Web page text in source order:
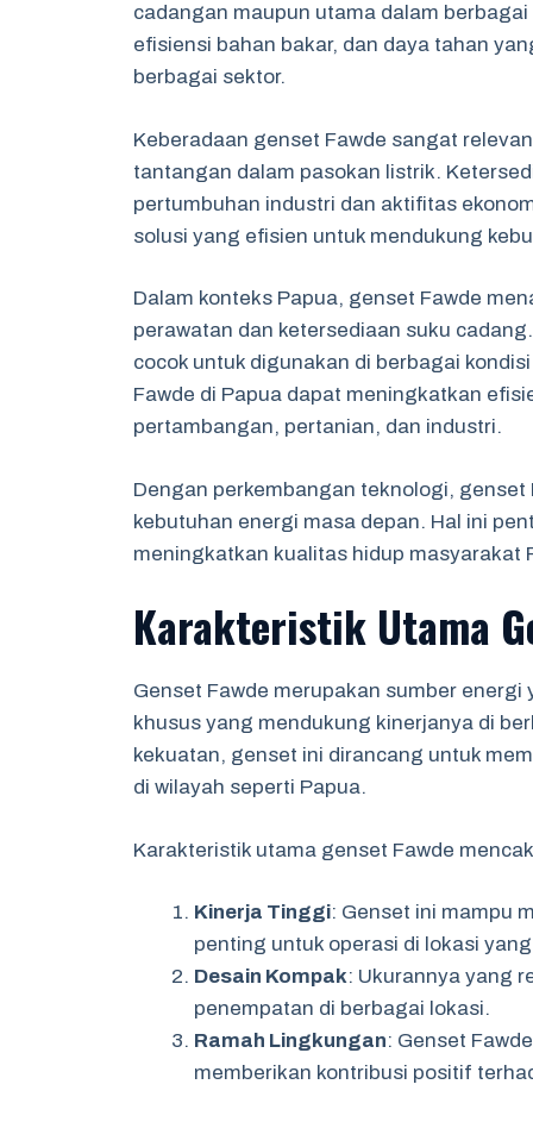
cadangan maupun utama dalam
efisiensi bahan bakar, dan daya tahan
berbagai sektor.
Keberadaan genset Fawde sangat
tantangan dalam pasokan listrik.
pertumbuhan industri dan aktifitas
solusi yang efisien untuk mendukung
Dalam konteks Papua, genset Fawde
perawatan dan ketersediaan suku
cocok untuk digunakan di berbagai
Fawde di Papua dapat meningkatkan
pertambangan, pertanian, dan industri.
Dengan perkembangan teknologi,
kebutuhan energi masa depan. Hal ini
meningkatkan kualitas hidup masyarakat
Karakteristik Utama
Genset Fawde merupakan sumber
khusus yang mendukung kinerjanya di
kekuatan, genset ini dirancang untuk
di wilayah seperti Papua.
Karakteristik utama genset Fawde
Kinerja Tinggi: Genset ini mampu
penting untuk operasi di lokasi
Desain Kompak: Ukurannya yang
penempatan di berbagai lokasi.
Ramah Lingkungan: Genset
memberikan kontribusi positif